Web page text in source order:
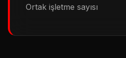
Ortak işletme sayısı